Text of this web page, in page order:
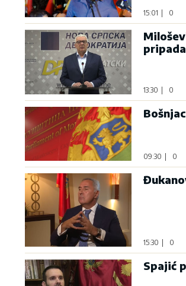
15:01 0
13:30 0
09:30 0
15:30 0
Spajić